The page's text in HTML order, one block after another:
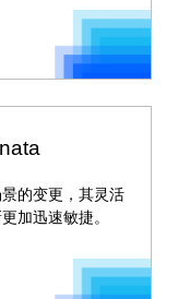
的变更，其灵活
加迅速敏捷。